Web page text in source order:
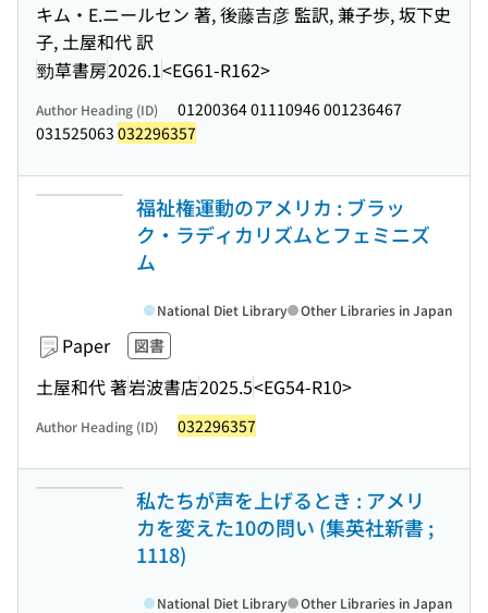
キム・E.ニールセン 著, 後藤吉彦 監訳, 兼子歩, 坂下史
子, 土屋和代 訳
勁草書房2026.1<EG61-R162>
Author Heading (ID)
01200364 01110946 001236467
031525063 032296357
福祉権運動のアメリカ : ブラッ
ク・ラディカリズムとフェミニズ
ム
Paper 図書
土屋和代 著岩波書店2025.5<EG54-R10>
National Diet Library Other Libraries in Japan
Author Heading (ID) 032296357
私たちが声を上げるとき : アメリ
カを変えた10の問い (集英社新書 ;
1118)
National Diet Library Other Libraries in Japan